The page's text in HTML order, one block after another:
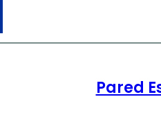
Pared